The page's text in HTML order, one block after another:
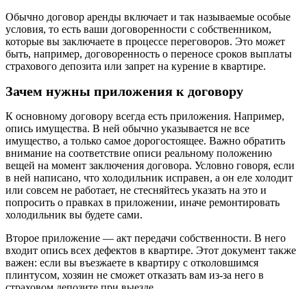
Обычно договор аренды включает и так называемые особые
условия, то есть ваши договоренности с собственником,
которые вы заключаете в процессе переговоров. Это может
быть, например, договоренность о переносе сроков выплаты
страхового депозита или запрет на курение в квартире.
Зачем нужны приложения к договору
К основному договору всегда есть приложения. Например,
опись имущества. В ней обычно указывается не все
имущество, а только самое дорогостоящее. Важно обратить
внимание на соответствие описи реальному положению
вещей на момент заключения договора. Условно говоря, если
в ней написано, что холодильник исправен, а он еле холодит
или совсем не работает, не стесняйтесь указать на это и
попросить о правках в приложении, иначе ремонтировать
холодильник вы будете сами.
Второе приложение — акт передачи собственности. В него
входит опись всех дефектов в квартире. Этот документ также
важен: если вы въезжаете в квартиру с отколовшимся
плинтусом, хозяин не сможет отказать вам из-за него в